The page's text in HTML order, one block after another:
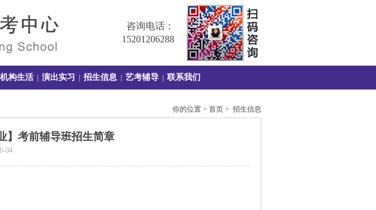
咨询电话：
15201206288
机构生活 演出实习 招生信息 艺考辅导 联系我们
你的位置 > 首页 > 招生信息
】考前辅导班招生简章
04